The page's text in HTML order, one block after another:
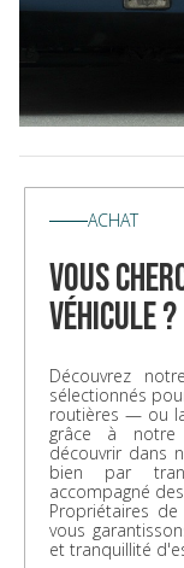
ACHAT
vous
véhicule ?
Découvrez
sélectionnés
routières — ou
grâce à notre
découvrir dans
bien par
accompagné
Propriétaires
vous
et tranquillité